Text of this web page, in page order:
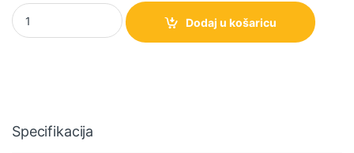
Višenamjensko kuhalo (multicooker) Hisense HMC6SBK količina
Dodaj u košaricu
Specifikacija